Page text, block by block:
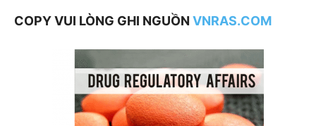
COPY VUI LÒNG GHI NGUỒN VNRAS.COM